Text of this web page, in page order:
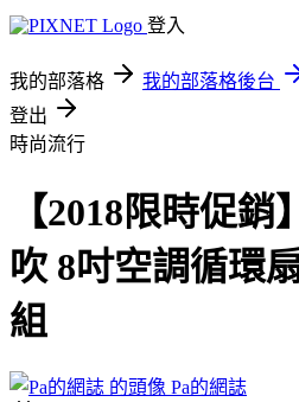
登入
我的部落格 我的部落格後台
登出
時尚流行
【2018限時促
吹 8吋空調循環
組
Pa的網誌